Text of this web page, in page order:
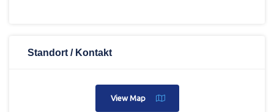
Standort / Kontakt
View Map